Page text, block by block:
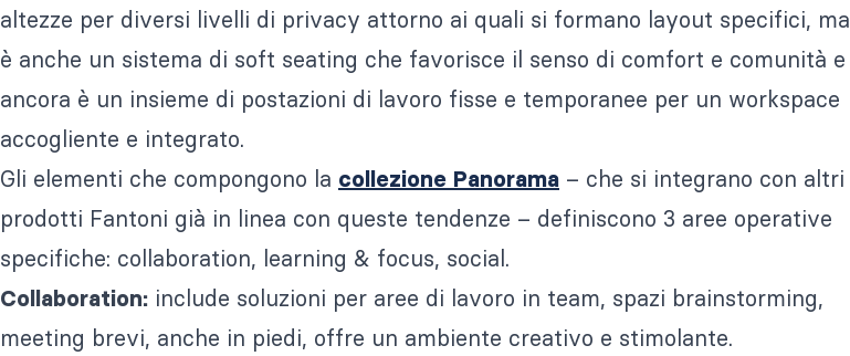
altezze per diversi livelli di privacy attorno ai quali si formano layout specifici, ma
è anche un sistema di soft seating che favorisce il senso di comfort e comunità e
ancora è un insieme di postazioni di lavoro fisse e temporanee per un workspace
accogliente e integrato.
Gli elementi che compongono la collezione Panorama – che si integrano con altri
prodotti Fantoni già in linea con queste tendenze – definiscono 3 aree operative
specifiche: collaboration, learning & focus, social.
Collaboration: include soluzioni per aree di lavoro in team, spazi brainstorming,
meeting brevi, anche in piedi, offre un ambiente creativo e stimolante.